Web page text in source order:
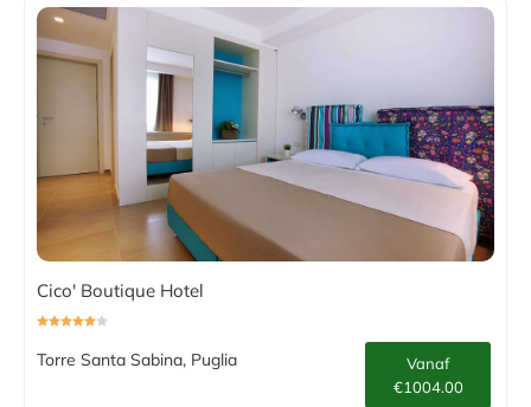
Cico' Boutique Hotel
Torre Santa Sabina, Puglia
Vanaf
€1004.00